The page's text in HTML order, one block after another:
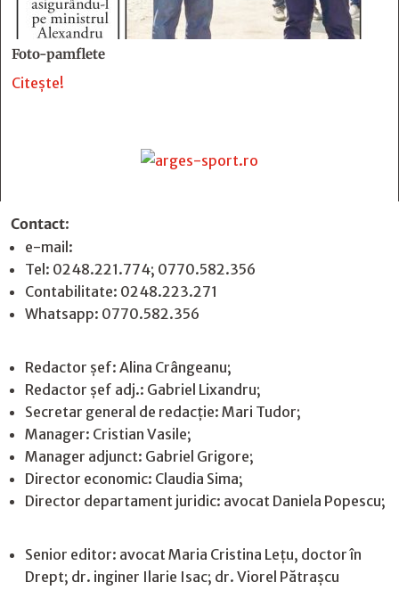
Foto-pamflete
Citește!
Contact:
e-mail:
Tel: 0248.221.774; 0770.582.356
Contabilitate: 0248.223.271
Whatsapp: 0770.582.356
Redactor șef: Alina Crângeanu;
Redactor șef adj.: Gabriel Lixandru;
Secretar general de redacție: Mari Tudor;
Manager: Cristian Vasile;
Manager adjunct: Gabriel Grigore;
Director economic: Claudia Sima;
Director departament juridic: avocat Daniela Popescu;
Senior editor: avocat Maria Cristina Leţu, doctor în
Drept; dr. inginer Ilarie Isac; dr. Viorel Pătrașcu